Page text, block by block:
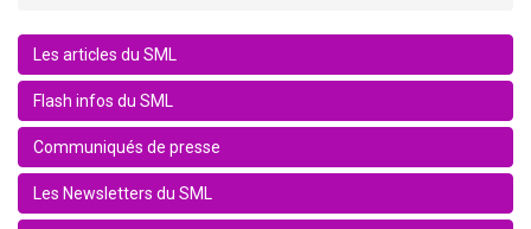
Les articles du SML
Flash infos du SML
Communiqués de presse
Les Newsletters du SML